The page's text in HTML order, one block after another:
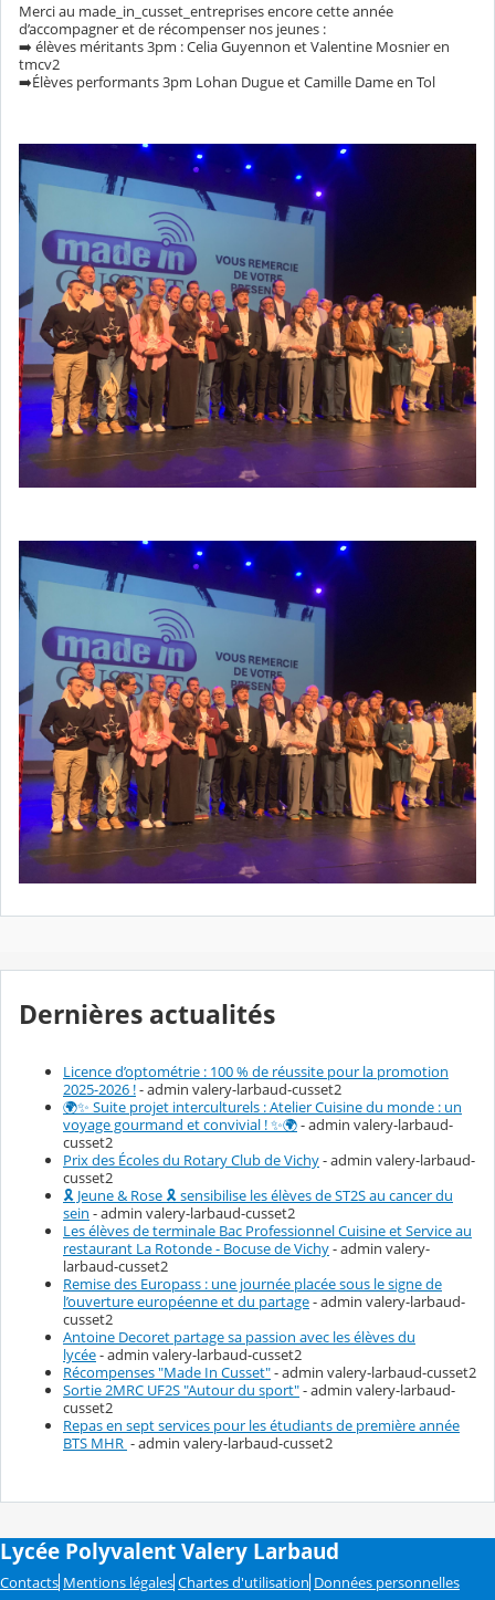
Merci au made_in_cusset_entreprises encore cette année
d’accompagner et de récompenser nos jeunes :
➡️ élèves méritants 3pm : Celia Guyennon et Valentine Mosnier en
tmcv2
➡️Élèves performants 3pm Lohan Dugue et Camille Dame en Tol
Dernières actualités
Licence d’optométrie : 100 % de réussite pour la promotion
2025-2026 !- admin valery-larbaud-cusset2
🌍✨ Suite projet interculturels : Atelier Cuisine du monde : un
voyage gourmand et convivial ! ✨🌍- admin valery-larbaud-
cusset2
Prix des Écoles du Rotary Club de Vichy- admin valery-larbaud-
cusset2
🎗️ Jeune & Rose 🎗️ sensibilise les élèves de ST2S au cancer du
sein - admin valery-larbaud-cusset2
Les élèves de terminale Bac Professionnel Cuisine et Service au
restaurant La Rotonde - Bocuse de Vichy- admin valery-
larbaud-cusset2
Remise des Europass : une journée placée sous le signe de
l’ouverture européenne et du partage- admin valery-larbaud-
cusset2
Antoine Decoret partage sa passion avec les élèves du
lycée- admin valery-larbaud-cusset2
Récompenses "Made In Cusset"- admin valery-larbaud-cusset2
Sortie 2MRC UF2S "Autour du sport"- admin valery-larbaud-
cusset2
Repas en sept services pour les étudiants de première année
BTS MHR - admin valery-larbaud-cusset2
Lycée Polyvalent Valery Larbaud
Contacts Mentions légales Chartes d'utilisation Données personnelles